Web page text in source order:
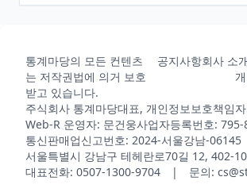
통계마당의 모든 컨텐츠
는 저작권법에 의거 보호
받고 있습니다.
공지사항회사 소개
주식회사 통계마당대표, 개인정보보호책임
Web-R 운영자: 문건웅사업자등록번호:
통신판매업신고번호: 2024-서울강남-06145
서울특별시 강남구 테헤란로70길 12, 402-
대표전화: 0507-1300-9704 | 문의: